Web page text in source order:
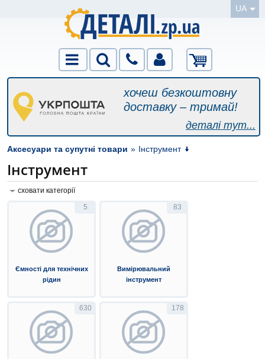
UA
хочеш безкоштовну
доставку – тримай!
деталі тут...
Аксесуари та супутні товари » Інструмент
Інструмент
сховати категорії
5
Ємності для технічних
рідин
83
Вимірювальний
інструмент
630 178